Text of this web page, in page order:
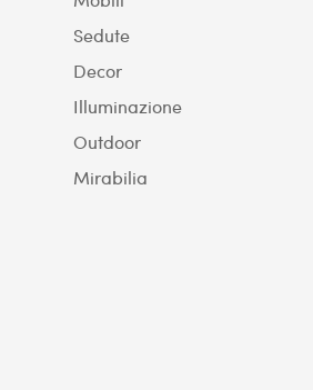
Sedute
Decor
Illuminazione
Outdoor
Mirabilia